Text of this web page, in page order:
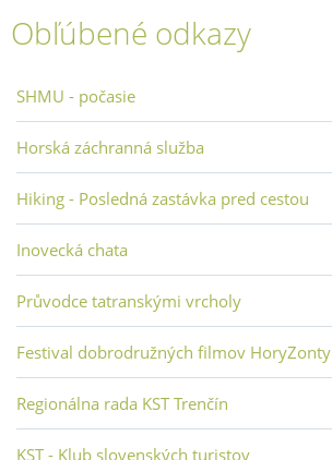
Obľúbené odkazy
SHMU - počasie
Horská záchranná služba
Hiking - Posledná zastávka pred cestou
Inovecká chata
Průvodce tatranskými vrcholy
Festival dobrodružných filmov HoryZonty
Regionálna rada KST Trenčín
KST - Klub slovenských turistov